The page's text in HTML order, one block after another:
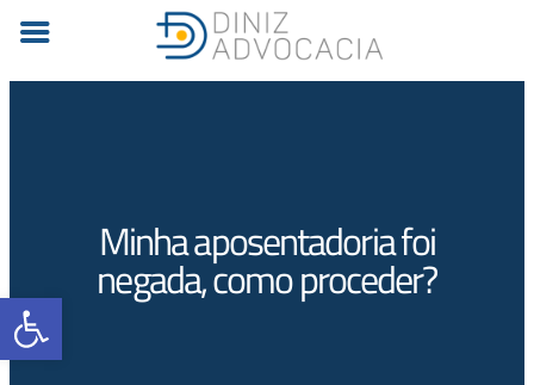
Barra de Ferramentas Aberta
Minha aposentadoria foi
negada, como proceder?